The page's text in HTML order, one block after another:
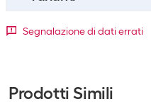
materiale
Informazioni generali sul
Segnalazione di dati errati
Prodotti Simili